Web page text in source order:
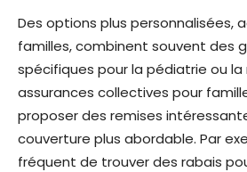
Des options plus personnalisées,
familles, combinent souvent des
spécifiques pour la pédiatrie ou la
assurances collectives pour
proposer des remises
couverture plus abordable. Par
fréquent de trouver des rabais